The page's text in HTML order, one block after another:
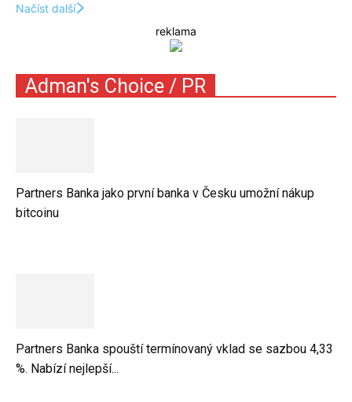
Načíst další
reklama
Adman's Choice / PR
Partners Banka jako první banka v Česku umožní nákup
bitcoinu
Partners Banka spouští termínovaný vklad se sazbou 4,33
%. Nabízí nejlepší...